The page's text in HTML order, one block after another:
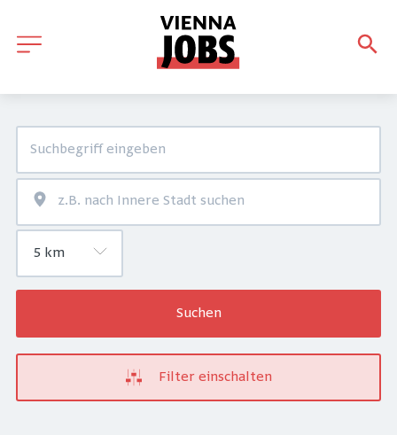
Suchen
Filter einschalten